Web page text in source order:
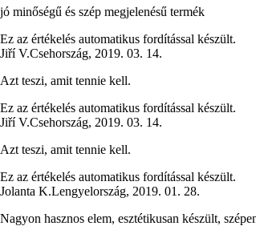
jó minőségű és szép megjelenésű termék
Ez az értékelés automatikus fordítással készült.
Jiří V.Csehország, 2019. 03. 14.
Azt teszi, amit tennie kell.
Ez az értékelés automatikus fordítással készült.
Jiří V.Csehország, 2019. 03. 14.
Azt teszi, amit tennie kell.
Ez az értékelés automatikus fordítással készült.
Jolanta K.Lengyelország, 2019. 01. 28.
Nagyon hasznos elem, esztétikusan készült,